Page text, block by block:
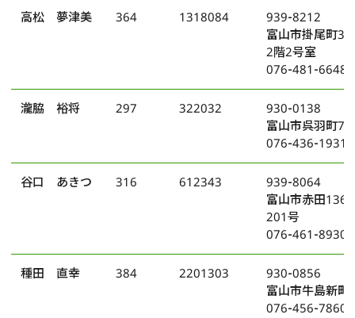
高松 夢津美 364 1318084
939-8212
富山市掛尾町
2階2号室
076-481-6648
瀧脇 裕将 297 322032
930-0138
富山市呉羽町
076-436-1931
谷口 あきつ 316 612343
939-8064
富山市赤田
201号
076-461-8930
種田 直幸 384 2201303
930-0856
富山市牛島新町
076-456-7860